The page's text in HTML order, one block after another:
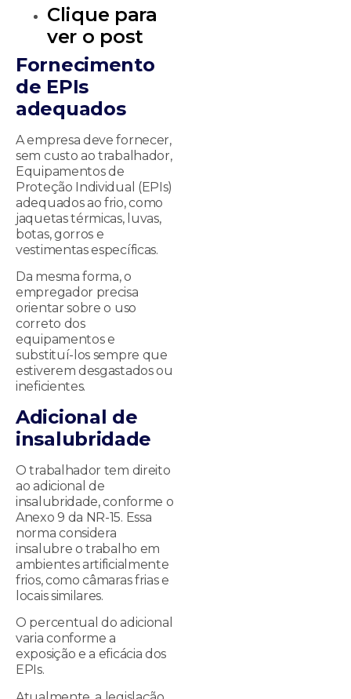
Clique para
ver o post
Fornecimento
de EPIs
adequados
A empresa deve fornecer,
sem custo ao trabalhador,
Equipamentos de
Proteção Individual (EPIs)
adequados ao frio, como
jaquetas térmicas, luvas,
botas, gorros e
vestimentas específicas.
Da mesma forma, o
empregador precisa
orientar sobre o uso
correto dos
equipamentos e
substituí-los sempre que
estiverem desgastados ou
ineficientes.
Adicional de
insalubridade
O trabalhador tem direito
ao adicional de
insalubridade, conforme o
Anexo 9 da NR-15. Essa
norma considera
insalubre o trabalho em
ambientes artificialmente
frios, como câmaras frias e
locais similares.
O percentual do adicional
varia conforme a
exposição e a eficácia dos
EPIs.